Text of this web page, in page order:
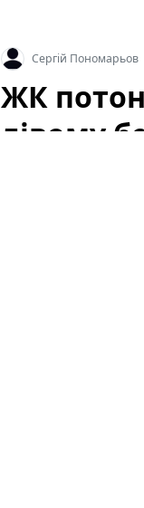
Сергій Пономарьов
ЖК
лівому